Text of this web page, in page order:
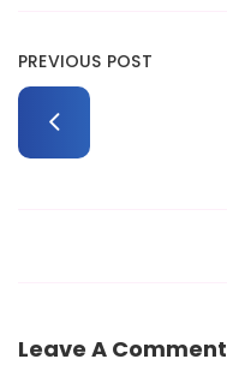
PREVIOUS POST
Leave A Comment